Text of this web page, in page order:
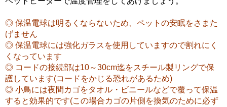
◎ 保温電球は明るくならないため、ペットの安眠をさまた
げません
◎ 保温電球には強化ガラスを使用していますので割れにく
くなっています
◎ コードの接続部は10～30cm迄をスチール製リングで保
護しています(コードをかじる恐れがあるため)
◎ 小鳥には夜間カゴをタオル・ビニールなどで覆って保温
すると効果的です(この場合カゴの片側を換気のために必ず